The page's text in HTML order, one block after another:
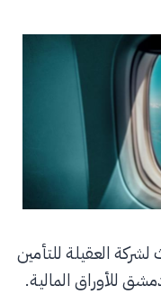
لشركة العقيلة للتأمين